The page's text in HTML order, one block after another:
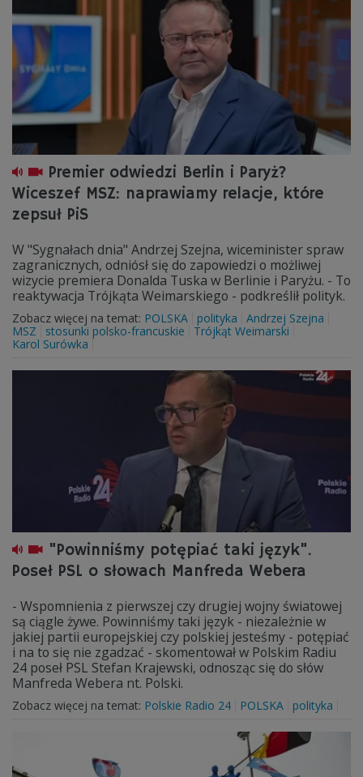
Premier odwiedzi Berlin i Paryż?
Wiceszef MSZ: naprawiamy relacje, które
zepsuł PiS
W "Sygnałach dnia" Andrzej Szejna, wiceminister spraw
zagranicznych, odniósł się do zapowiedzi o możliwej
wizycie premiera Donalda Tuska w Berlinie i Paryżu. - To
reaktywacja Trójkąta Weimarskiego - podkreślił polityk.
Zobacz więcej na temat: POLSKA polityka
Andrzej Szejna
MSZ
stosunki polsko-francuskie
Trójkąt Weimarski
Karol Surówka
"Powinniśmy potępiać taki język".
Poseł PSL o słowach Manfreda Webera
- Wspomnienia z pierwszej czy drugiej wojny światowej
są ciągle żywe. Powinniśmy taki język - niezależnie w
jakiej partii europejskiej czy polskiej jesteśmy - potępiać
i na to się nie zgadzać - skomentował w Polskim Radiu
24 poseł PSL Stefan Krajewski, odnosząc się do słów
Manfreda Webera nt. Polski.
Zobacz więcej na temat: Polskie Radio 24 POLSKA polityka